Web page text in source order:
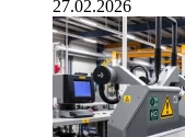
27.02.2026